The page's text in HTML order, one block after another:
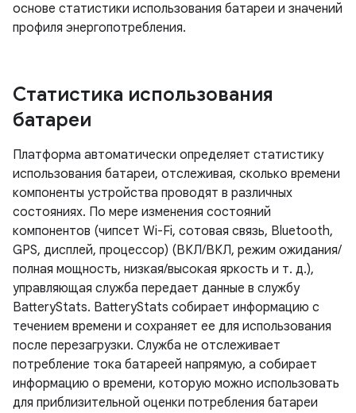
основе статистики использования батареи и значений
профиля энергопотребления.
Статистика использования
батареи
Платформа автоматически определяет статистику
использования батареи, отслеживая, сколько времени
компоненты устройства проводят в различных
состояниях. По мере изменения состояний
компонентов (чипсет Wi-Fi, сотовая связь, Bluetooth,
GPS, дисплей, процессор) (ВКЛ/ВКЛ, режим ожидания/
полная мощность, низкая/высокая яркость и т. д.),
управляющая служба передает данные в службу
BatteryStats. BatteryStats собирает информацию с
течением времени и сохраняет ее для использования
после перезагрузки. Служба не отслеживает
потребление тока батареей напрямую, а собирает
информацию о времени, которую можно использовать
для приблизительной оценки потребления батареи